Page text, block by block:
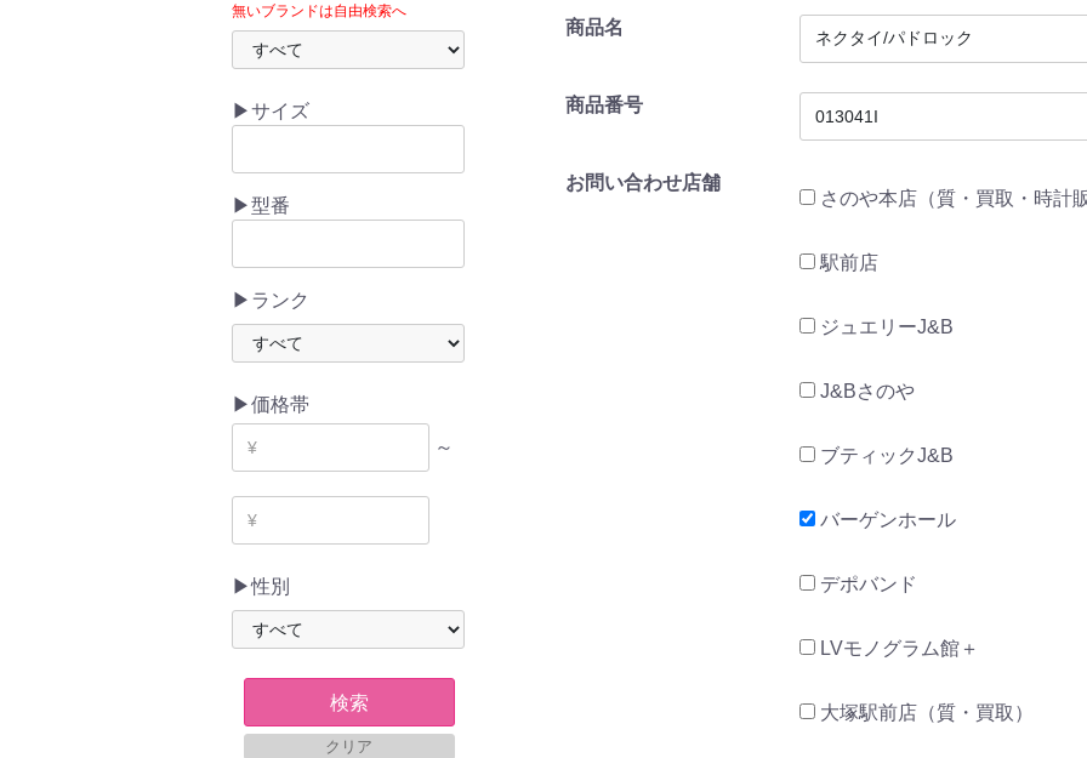
無いブランドは自由検索へ
▶サイズ
▶型番
▶ランク
▶価格帯
～
▶性別
検索
クリア
商品名
商品番号
お問い合わせ店舗
さのや本店（質・買取・時計
駅前店
ジュエリーJ&B
J&Bさのや
ブティックJ&B
バーゲンホール
デポバンド
LVモノグラム館＋
大塚駅前店（質・買取）